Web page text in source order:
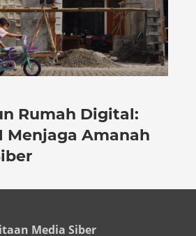
Rumah Digital:
Menjaga Amanah
Media Siber